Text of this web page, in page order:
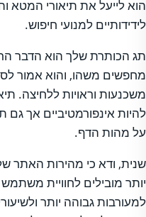
הוא לייעל את תיאורי המטא
לידידותיים למנועי חיפוש.
תג הכותרת שלך הוא הדבר
מחפשים משהו, והוא אמור
משכנעות וראויות ללחיצה.
להיות אינפורמטיביים אך
על מהות הדף.
שנית, ודא כי מהירות האתר
יותר מובילים לחוויית
למעורבות גבוהה יותר